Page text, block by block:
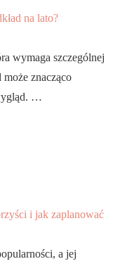
na lato?
wymaga szczególnej
znacząco
…
i jak zaplanować
a jej